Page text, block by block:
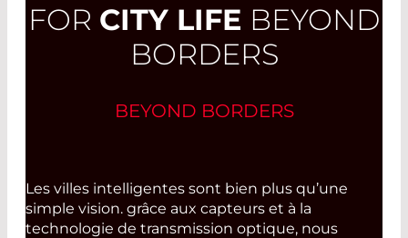
FOR CITY LIFE BEYOND
BORDERS
BEYOND BORDERS
Les villes intelligentes sont bien plus qu’une
simple vision. grâce aux capteurs et à la
technologie de transmission optique, nous